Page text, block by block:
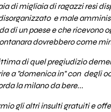
di migliaia di ragazzi resi
e male
di un paese e che
dovrebbero come
di quel pregiudizio
a "domenica in" con degli
la milano da bere...
gli altri insulti gratuiti e